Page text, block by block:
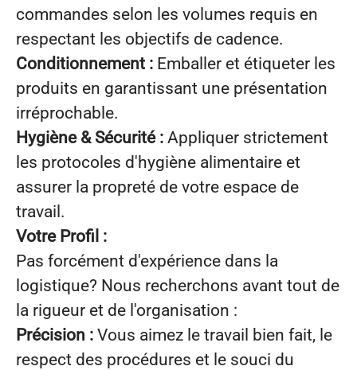
commandes selon les volumes requis en
respectant les objectifs de cadence.
Conditionnement : Emballer et étiqueter les
produits en garantissant une présentation
irréprochable.
Hygiène & Sécurité : Appliquer strictement
les protocoles d'hygiène alimentaire et
assurer la propreté de votre espace de
travail.
Votre Profil :
Pas forcément d'expérience dans la
logistique? Nous recherchons avant tout de
la rigueur et de l'organisation :
Précision : Vous aimez le travail bien fait, le
respect des procédures et le souci du